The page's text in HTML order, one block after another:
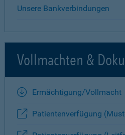
Unsere Bankverbindungen
Vollmachten &
Ermächtigung/Vollmacht
Patientenverfügung